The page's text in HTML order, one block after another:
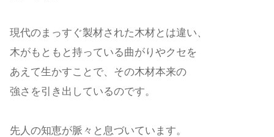
現代のまっすぐ製材された木材とは違い、
木がもともと持っている曲がりやクセを
あえて生かすことで、 その木材本来の
強さを引き出しているのです。
先人の知恵が脈々と息づいています。